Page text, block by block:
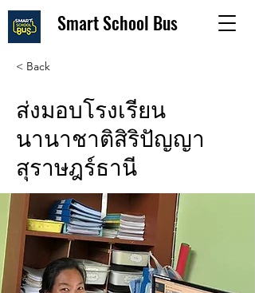
Smart School Bus
< Back
ส่งมอบโรงเรียน
นานาชาติสิริปัญญา
สุราษฎร์ธานี